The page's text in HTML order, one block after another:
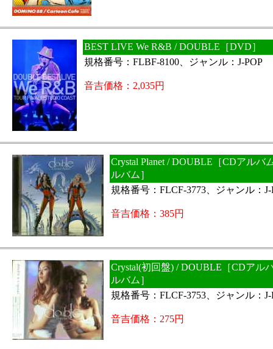
BEST LIVE We R&B / DOUBLE［DVD］
規格番号：FLBF-8100、ジャンル：J-POP
音吉価格：2,035円
Crystal Planet / DOUBLE［CDアルバ
ルバム］
規格番号：FLCF-3773、ジャンル：J-
音吉価格：385円
Crystal(初回盤) / DOUBLE［CDアル
ルバム］
規格番号：FLCF-3753、ジャンル：J-
音吉価格：275円